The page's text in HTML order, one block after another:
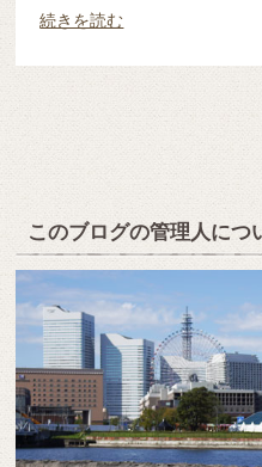
続きを読む
このブログの管理人につ